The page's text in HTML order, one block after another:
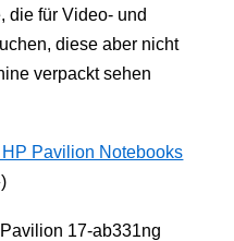
die für Video- und
diese aber nicht
verpackt sehen
Pavilion Notebooks
17-ab331ng